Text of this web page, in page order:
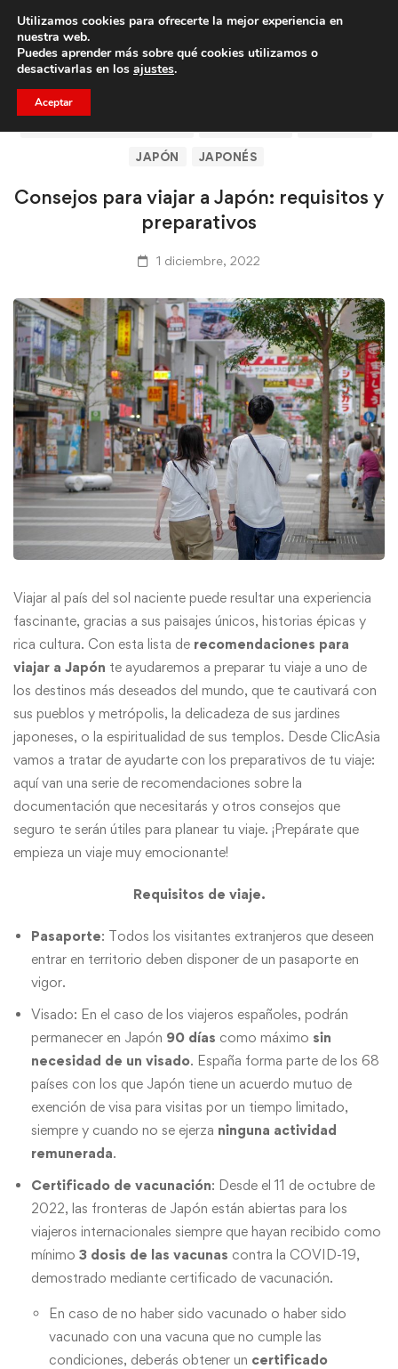
Trae a un amigo y llevaos un total de 75€ de descuento.
JAPÓN
JAPONÉS
Consejos para viajar a Japón: requisitos y
preparativos
1 diciembre, 2022
Viajar al país del sol naciente puede resultar una experiencia
fascinante, gracias a sus paisajes únicos, historias épicas y
rica cultura. Con esta lista de recomendaciones para
viajar a Japón te ayudaremos a preparar tu viaje a uno de
los destinos más deseados del mundo, que te cautivará con
sus pueblos y metrópolis, la delicadeza de sus jardines
japoneses, o la espiritualidad de sus templos. Desde ClicAsia
vamos a tratar de ayudarte con los preparativos de tu viaje:
aquí van una serie de recomendaciones sobre la
documentación que necesitarás y otros consejos que
seguro te serán útiles para planear tu viaje. ¡Prepárate que
empieza un viaje muy emocionante!
Requisitos de viaje.
Pasaporte: Todos los visitantes extranjeros que deseen
entrar en territorio deben disponer de un pasaporte en
vigor.
Visado: En el caso de los viajeros españoles, podrán
permanecer en Japón 90 días como máximo sin
necesidad de un visado. España forma parte de los 68
países con los que Japón tiene un acuerdo mutuo de
exención de visa para visitas por un tiempo limitado,
siempre y cuando no se ejerza ninguna actividad
remunerada.
Certificado de vacunación: Desde el 11 de octubre de
2022, las fronteras de Japón están abiertas para los
viajeros internacionales siempre que hayan recibido como
mínimo 3 dosis de las vacunas contra la COVID-19,
demostrado mediante certificado de vacunación.
En caso de no haber sido vacunado o haber sido
vacunado con una vacuna que no cumple las
condiciones, deberás obtener un certificado
Utilizamos cookies para ofrecerte la mejor experiencia en
nuestra web.
Puedes aprender más sobre qué cookies utilizamos o
desactivarlas en los ajustes.
Aceptar